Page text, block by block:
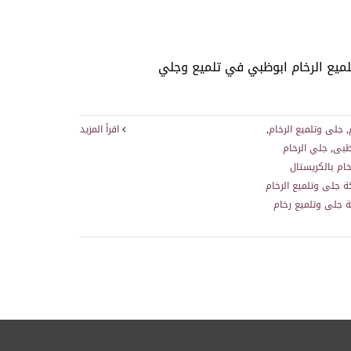
,جلى وتلميع الرخام,
,جلي الرخام
بالكريستال
جلى وتلميع الرخام
جلى وتلميع رخام